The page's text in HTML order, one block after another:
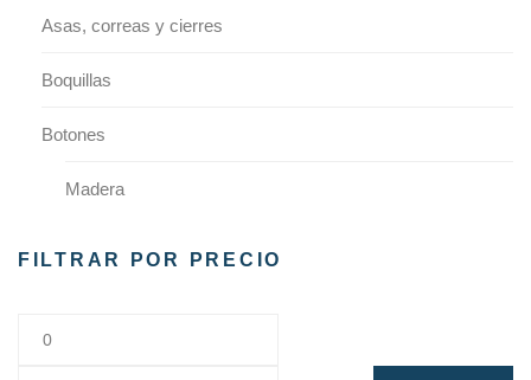
Asas, correas y cierres
Boquillas
Botones
Madera
Cremalleras
FILTRAR POR PRECIO